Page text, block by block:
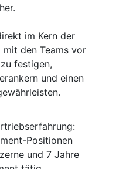
im Kern der
mit den Teams vor
festigen,
und einen
Positionen
und 7 Jahre